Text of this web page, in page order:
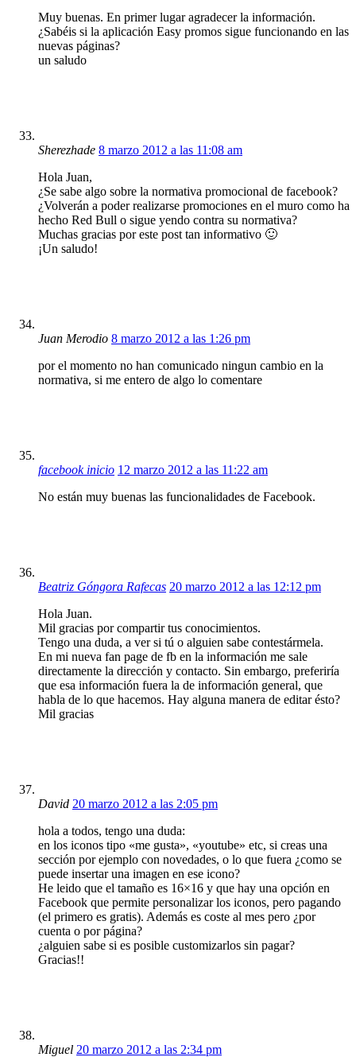
Muy buenas. En primer lugar agradecer la información.
¿Sabéis si la aplicación Easy promos sigue funcionando en las
nuevas páginas?
un saludo
Sherezhade 8 marzo 2012 a las 11:08 am
Hola Juan,
¿Se sabe algo sobre la normativa promocional de facebook?
¿Volverán a poder realizarse promociones en el muro como ha
hecho Red Bull o sigue yendo contra su normativa?
Muchas gracias por este post tan informativo 🙂
¡Un saludo!
Juan Merodio 8 marzo 2012 a las 1:26 pm
por el momento no han comunicado ningun cambio en la
normativa, si me entero de algo lo comentare
facebook inicio 12 marzo 2012 a las 11:22 am
No están muy buenas las funcionalidades de Facebook.
Beatriz Góngora Rafecas 20 marzo 2012 a las 12:12 pm
Hola Juan.
Mil gracias por compartir tus conocimientos.
Tengo una duda, a ver si tú o alguien sabe contestármela.
En mi nueva fan page de fb en la información me sale
directamente la dirección y contacto. Sin embargo, preferiría
que esa información fuera la de información general, que
habla de lo que hacemos. Hay alguna manera de editar ésto?
Mil gracias
David 20 marzo 2012 a las 2:05 pm
hola a todos, tengo una duda:
en los iconos tipo «me gusta», «youtube» etc, si creas una
sección por ejemplo con novedades, o lo que fuera ¿como se
puede insertar una imagen en ese icono?
He leido que el tamaño es 16×16 y que hay una opción en
Facebook que permite personalizar los iconos, pero pagando
(el primero es gratis). Además es coste al mes pero ¿por
cuenta o por página?
¿alguien sabe si es posible customizarlos sin pagar?
Gracias!!
Miguel 20 marzo 2012 a las 2:34 pm